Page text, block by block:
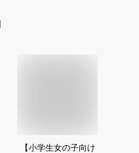
【小学生女の子向け